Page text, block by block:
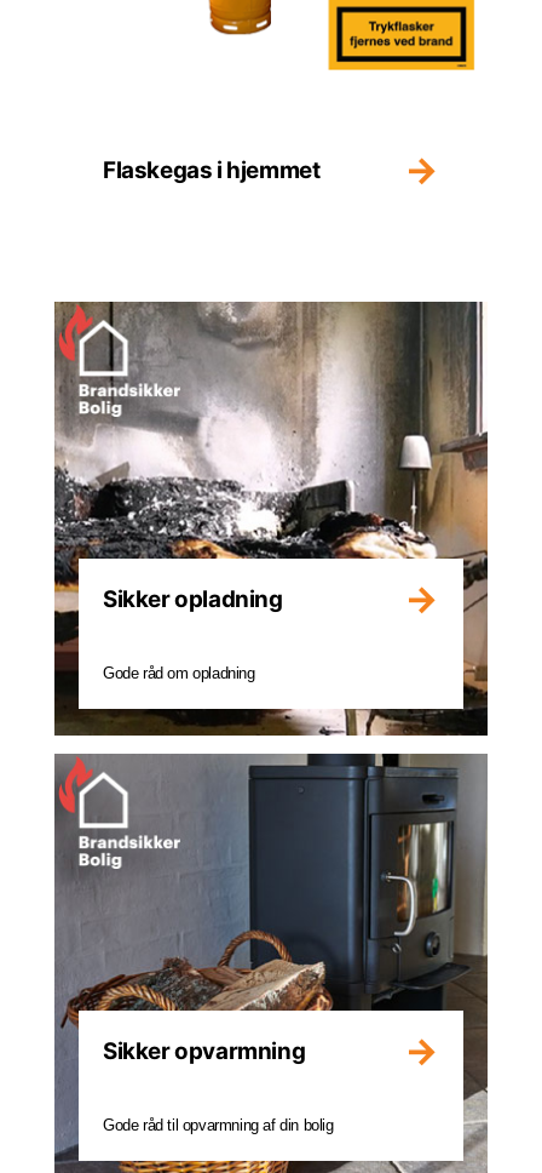
Flaskegas i hjemmet
Sikker opladning
Gode råd om opladning
Sikker opvarmning
Gode råd til opvarmning af din bolig